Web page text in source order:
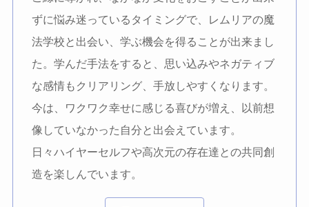
ずに悩み迷っているタイミングで、レムリアの魔
法学校と出会い、学ぶ機会を得ることが出来まし
た。学んだ手法をすると、思い込みやネガティブ
な感情もクリアリング、手放しやすくなります。
今は、ワクワク幸せに感じる喜びが増え、以前想
像していなかった自分と出会えています。
日々ハイヤーセルフや高次元の存在達との共同創
造を楽しんでいます。